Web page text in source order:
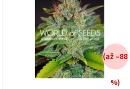
(až –88
%)